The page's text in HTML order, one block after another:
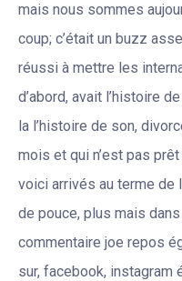
mais nous sommes
coup; c’était un buzz
réussi à mettre les
d’abord, avait l’histoire
la l’histoire de son,
mois et qui n’est pas
voici arrivés au terme de
de pouce, plus mais
commentaire joe repos
sur, facebook, instagram